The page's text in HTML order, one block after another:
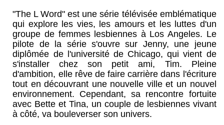
"The L Word" est une série télévisée emblématique
qui explore les vies, les amours et les luttes d'un
groupe de femmes lesbiennes à Los Angeles. Le
pilote de la série s'ouvre sur Jenny, une jeune
diplômée de l'université de Chicago, qui vient de
s'installer chez son petit ami, Tim. Pleine
d'ambition, elle rêve de faire carrière dans l'écriture
tout en découvrant une nouvelle ville et un nouvel
environnement. Cependant, sa rencontre fortuite
avec Bette et Tina, un couple de lesbiennes vivant
à côté, va bouleverser son univers.